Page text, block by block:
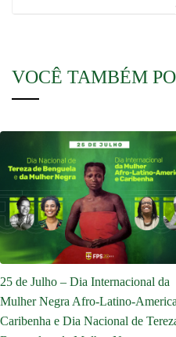
VOCÊ TAMBÉM
25 de Julho – Dia Internacional da
Mulher Negra Afro-Latino-
Caribenha e Dia Nacional de